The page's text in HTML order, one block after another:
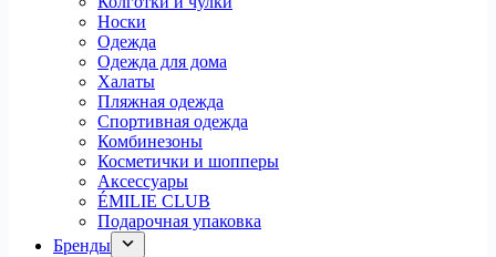
Носки
Одежда
Одежда для дома
Халаты
Пляжная одежда
Спортивная одежда
Комбинезоны
Косметички и шопперы
Аксессуары
ÉMILIE CLUB
Подарочная упаковка
Бренды